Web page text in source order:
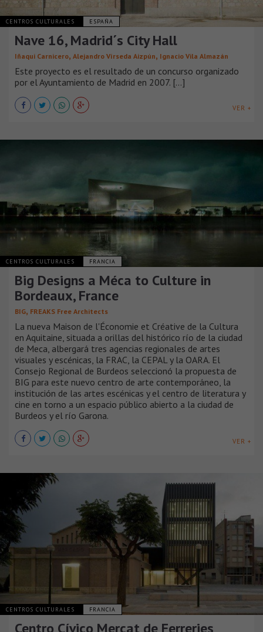
CENTROS CULTURALES ESPAÑA
Nave 16, Madrid´s City Hall
Iñaqui Carnicero, Alejandro Vírseda Aizpún, Ignacio Vila Almazán
Este proyecto es el resultado de un concurso organizado
por el Ayuntamiento de Madrid en 2007. [...]
VER +
CENTROS CULTURALES FRANCIA
Big Designs a Méca to Culture in
Bordeaux, France
BIG, FREAKS Free Architects
La nueva Maison de l'Économie et Créative de la Cultura
en Aquitaine, situada a orillas del histórico río de la ciudad
de Meca, albergará tres agencias regionales de artes
visuales y escénicas, la FRAC, la CEPAL y la OARA. El
Consejo Regional de Burdeos seleccionó la propuesta de
BIG para este nuevo centro de arte contemporáneo, la
institución de las artes escénicas y el centro de literatura y
cine en torno a un espacio público abierto a la ciudad de
Burdeos y el río Garona.
VER +
CENTROS CULTURALES FRANCIA
Centro Cívico Mercat de Ferreries